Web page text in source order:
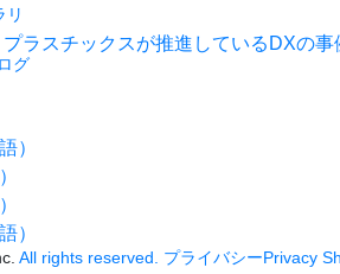
ラスチックスが推進しているDXの事
）
）
リ
グ
All rights reserved. プライバシーPrivacy